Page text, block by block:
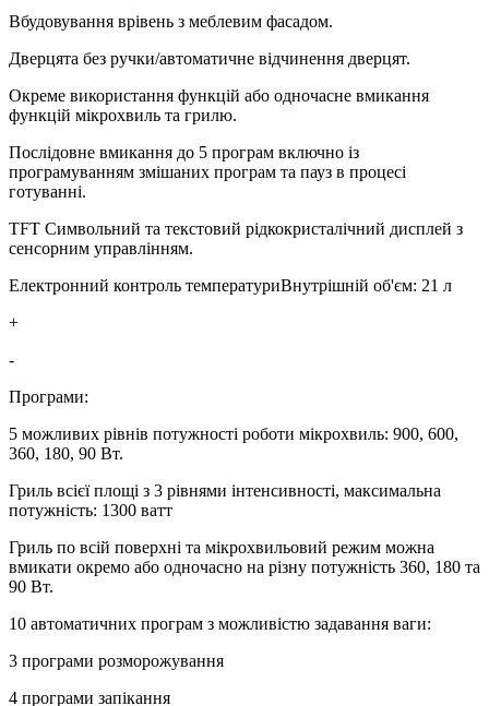
Вбудовування врівень з меблевим фасадом.
Дверцята без ручки/автоматичне відчинення дверцят.
Окреме використання функцій або одночасне вмикання
функцій мікрохвиль та грилю.
Послідовне вмикання до 5 програм включно із
програмуванням змішаних програм та пауз в процесі
готуванні.
TFТ Символьний та текстовий рідкокристалічний дисплей з
сенсорним управлінням.
Електронний контроль температуриВнутрішній об'єм: 21 л
+
-
Програми:
5 можливих рівнів потужності роботи мікрохвиль: 900, 600,
360, 180, 90 Вт.
Гриль всієї площі з 3 рівнями інтенсивності, максимальна
потужність: 1300 ватт
Гриль по всій поверхні та мікрохвильовий режим можна
вмикати окремо або одночасно на різну потужність 360, 180 та
90 Вт.
10 автоматичних програм з можливістю задавання ваги:
3 програми розморожування
4 програми запікання